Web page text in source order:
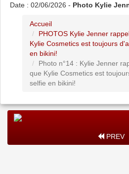
Date : 02/06/2026 - Photo Kylie
Accueil
PHOTOS Kylie Jenner
Kylie Cosmetics est toujours
en bikini!
Photo n°14 : Kylie Jenner
que Kylie Cosmetics est
selfie en bikini!
PREV